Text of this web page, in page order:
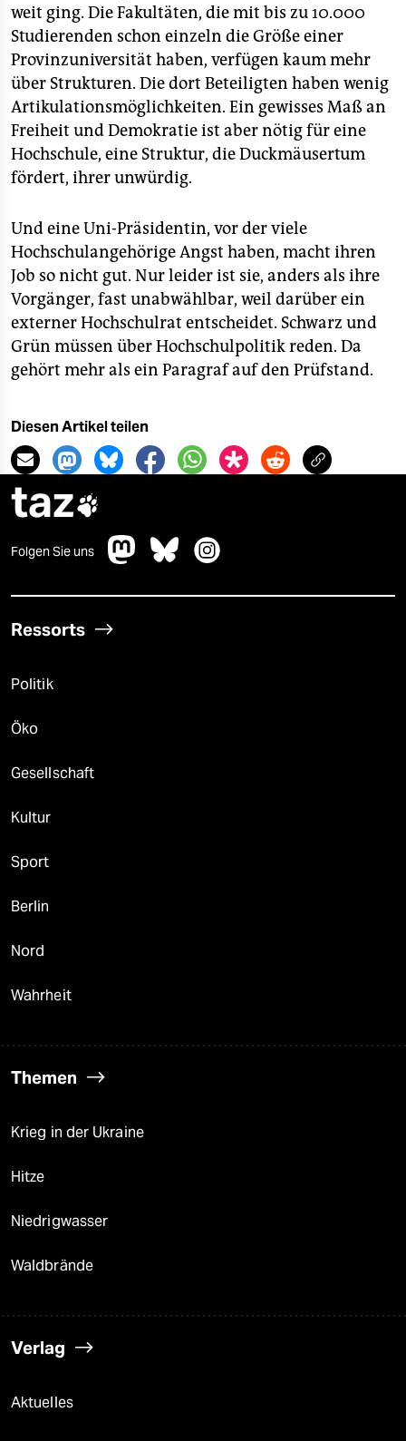
weit ging. Die Fakultäten, die mit bis zu 10.000
Studierenden schon einzeln die Größe einer
Provinzuniversität haben, verfügen kaum mehr
über Strukturen. Die dort Beteiligten haben wenig
Artikulationsmöglichkeiten. Ein gewisses Maß an
Freiheit und Demokratie ist aber nötig für eine
Hochschule, eine Struktur, die Duckmäusertum
fördert, ihrer unwürdig.
Und eine Uni-Präsidentin, vor der viele
Hochschulangehörige Angst haben, macht ihren
Job so nicht gut. Nur leider ist sie, anders als ihre
Vorgänger, fast unabwählbar, weil darüber ein
externer Hochschulrat entscheidet. Schwarz und
Grün müssen über Hochschulpolitik reden. Da
gehört mehr als ein Paragraf auf den Prüfstand.
Diesen Artikel teilen
taz
Folgen Sie uns
Ressorts
Politik
Öko
Gesellschaft
Kultur
Sport
Berlin
Nord
Wahrheit
Themen
Krieg in der Ukraine
Hitze
Niedrigwasser
Waldbrände
Verlag
Aktuelles